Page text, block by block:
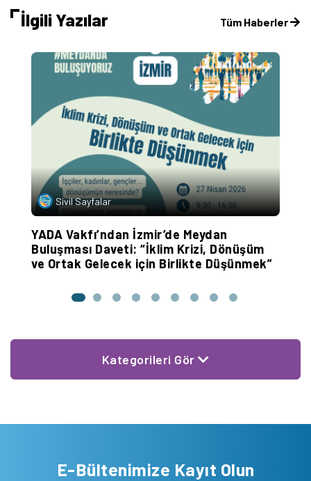
İlgili Yazılar Tüm Haberler
Sivil Sayfalar
YADA Vakfı’ndan İzmir’de Meydan
Buluşması Daveti: “İklim Krizi, Dönüşüm
ve Ortak Gelecek için Birlikte Düşünmek”
Kategorileri Gör
E-Bültenimize Kayıt Olun